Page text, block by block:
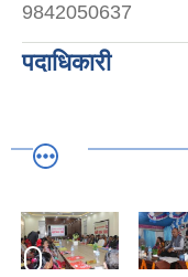
9842050637
पदाधिकारी